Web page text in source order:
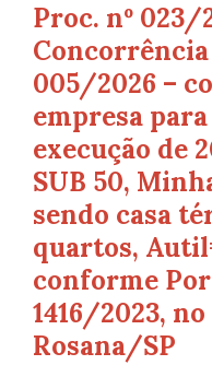
Proc. nº 023/
005/2026 –
empresa
execução de
SUB 50,
sendo casa
quartos,
conforme
1416/2023,
Rosana/SP